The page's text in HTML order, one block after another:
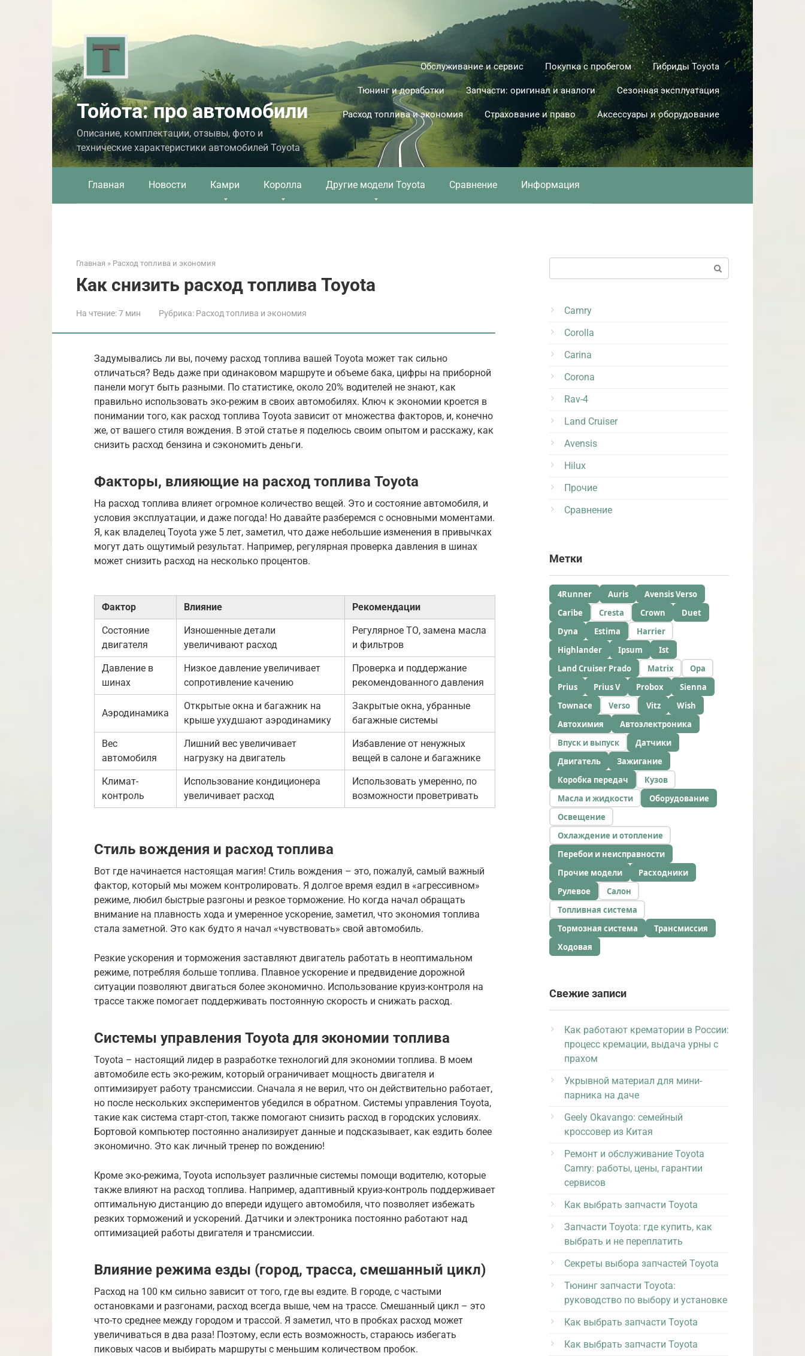
Тойота: про автомобили
Описание, комплектации, отзывы, фото и
технические характеристики автомобилей Toyota
Обслуживание и сервис Покупка с пробегом Гибриды Toyota
Тюнинг и доработки Запчасти: оригинал и аналоги Сезонная эксплуатация
Расход топлива и экономия Страхование и право Аксессуары и оборудование
Главная Новости Камри Королла Другие модели Toyota Сравнение Информация
Главная » Расход топлива и экономия
Как снизить расход топлива Toyota
На чтение:7 мин Рубрика: Расход топлива и экономия
Задумывались ли вы, почему расход топлива вашей Toyota может так сильно
отличаться? Ведь даже при одинаковом маршруте и объеме бака, цифры на приборной
панели могут быть разными. По статистике, около 20% водителей не знают, как
правильно использовать эко-режим в своих автомобилях. Ключ к экономии кроется в
понимании того, как расход топлива Toyota зависит от множества факторов, и, конечно
же, от вашего стиля вождения. В этой статье я поделюсь своим опытом и расскажу, как
снизить расход бензина и сэкономить деньги.
Факторы, влияющие на расход топлива Toyota
На расход топлива влияет огромное количество вещей. Это и состояние автомобиля, и
условия эксплуатации, и даже погода! Но давайте разберемся с основными моментами.
Я, как владелец Toyota уже 5 лет, заметил, что даже небольшие изменения в привычках
могут дать ощутимый результат. Например, регулярная проверка давления в шинах
может снизить расход на несколько процентов.
Фактор Влияние Рекомендации
Состояние
двигателя
Изношенные детали
увеличивают расход
Регулярное ТО, замена масла
и фильтров
Давление в
шинах
Низкое давление увеличивает
сопротивление качению
Проверка и поддержание
рекомендованного давления
Аэродинамика
Открытые окна и багажник на
крыше ухудшают аэродинамику
Закрытые окна, убранные
багажные системы
Вес
автомобиля
Лишний вес увеличивает
нагрузку на двигатель
Избавление от ненужных
вещей в салоне и багажнике
Климат-
контроль
Использование кондиционера
увеличивает расход
Использовать умеренно, по
возможности проветривать
Стиль вождения и расход топлива
Вот где начинается настоящая магия! Стиль вождения – это, пожалуй, самый важный
фактор, который мы можем контролировать. Я долгое время ездил в «агрессивном»
режиме, любил быстрые разгоны и резкое торможение. Но когда начал обращать
внимание на плавность хода и умеренное ускорение, заметил, что экономия топлива
стала заметной. Это как будто я начал «чувствовать» свой автомобиль.
Резкие ускорения и торможения заставляют двигатель работать в неоптимальном
режиме, потребляя больше топлива. Плавное ускорение и предвидение дорожной
ситуации позволяют двигаться более экономично. Использование круиз-контроля на
трассе также помогает поддерживать постоянную скорость и снижать расход.
Системы управления Toyota для экономии топлива
Toyota – настоящий лидер в разработке технологий для экономии топлива. В моем
автомобиле есть эко-режим, который ограничивает мощность двигателя и
оптимизирует работу трансмиссии. Сначала я не верил, что он действительно работает,
но после нескольких экспериментов убедился в обратном. Системы управления Toyota,
такие как система старт-стоп, также помогают снизить расход в городских условиях.
Бортовой компьютер постоянно анализирует данные и подсказывает, как ездить более
экономично. Это как личный тренер по вождению!
Кроме эко-режима, Toyota использует различные системы помощи водителю, которые
также влияют на расход топлива. Например, адаптивный круиз-контроль поддерживает
оптимальную дистанцию до впереди идущего автомобиля, что позволяет избежать
резких торможений и ускорений. Датчики и электроника постоянно работают над
оптимизацией работы двигателя и трансмиссии.
Влияние режима езды (город, трасса, смешанный цикл)
Расход на 100 км сильно зависит от того, где вы ездите. В городе, с частыми
остановками и разгонами, расход всегда выше, чем на трассе. Смешанный цикл – это
что-то среднее между городом и трассой. Я заметил, что в пробках расход может
увеличиваться в два раза! Поэтому, если есть возможность, стараюсь избегать
пиковых часов и выбирать маршруты с меньшим количеством пробок.
Camry
Corolla
Carina
Corona
Rav-4
Land Cruiser
Avensis
Hilux
Прочие
Сравнение
Метки
4Runner Auris
Avensis Verso
Caribe
Cresta Crown
Duet
Dyna
Estima
Harrier
Highlander
Ipsum
Ist
Land Cruiser Prado
Matrix
Opa
Prius
Prius V Probox
Sienna
Townace
Verso Vitz
Wish
Автохимия
Автоэлектроника
Впуск и выпуск
Датчики
Двигатель
Зажигание
Коробка передач
Кузов
Масла и жидкости
Оборудование
Освещение
Охлаждение и отопление
Перебои и неисправности
Прочие модели
Расходники
Рулевое
Салон
Топливная система
Тормозная система
Трансмиссия
Ходовая
Свежие записи
Как работают крематории в России:
процесс кремации, выдача урны с
прахом
Укрывной материал для мини-
парника на даче
Geely Okavango: семейный
кроссовер из Китая
Ремонт и обслуживание Toyota
Camry: работы, цены, гарантии
сервисов
Как выбрать запчасти Toyota
Запчасти Toyota: где купить, как
выбрать и не переплатить
Секреты выбора запчастей Toyota
Тюнинг запчасти Toyota:
руководство по выбору и установке
Как выбрать запчасти Toyota
Как выбрать запчасти Toyota